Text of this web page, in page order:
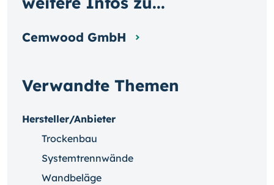
Verwandte Themen
Hersteller/Anbieter
Trockenbau
Systemtrennwände
Wandbeläge
Cemwood GmbH